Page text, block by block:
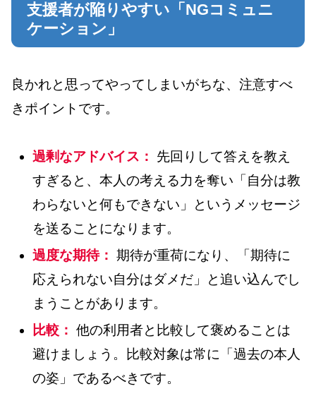
支援者が陥りやすい「NGコミュニ
ケーション」
良かれと思ってやってしまいがちな、注意すべ
きポイントです。
過剰なアドバイス：
先回りして答えを教え
すぎると、本人の考える力を奪い「自分は教
わらないと何もできない」というメッセージ
を送ることになります。
過度な期待： 期待が重荷になり、「期待に
応えられない自分はダメだ」と追い込んでし
まうことがあります。
比較： 他の利用者と比較して褒めることは
避けましょう。比較対象は常に「過去の本人
の姿」であるべきです。